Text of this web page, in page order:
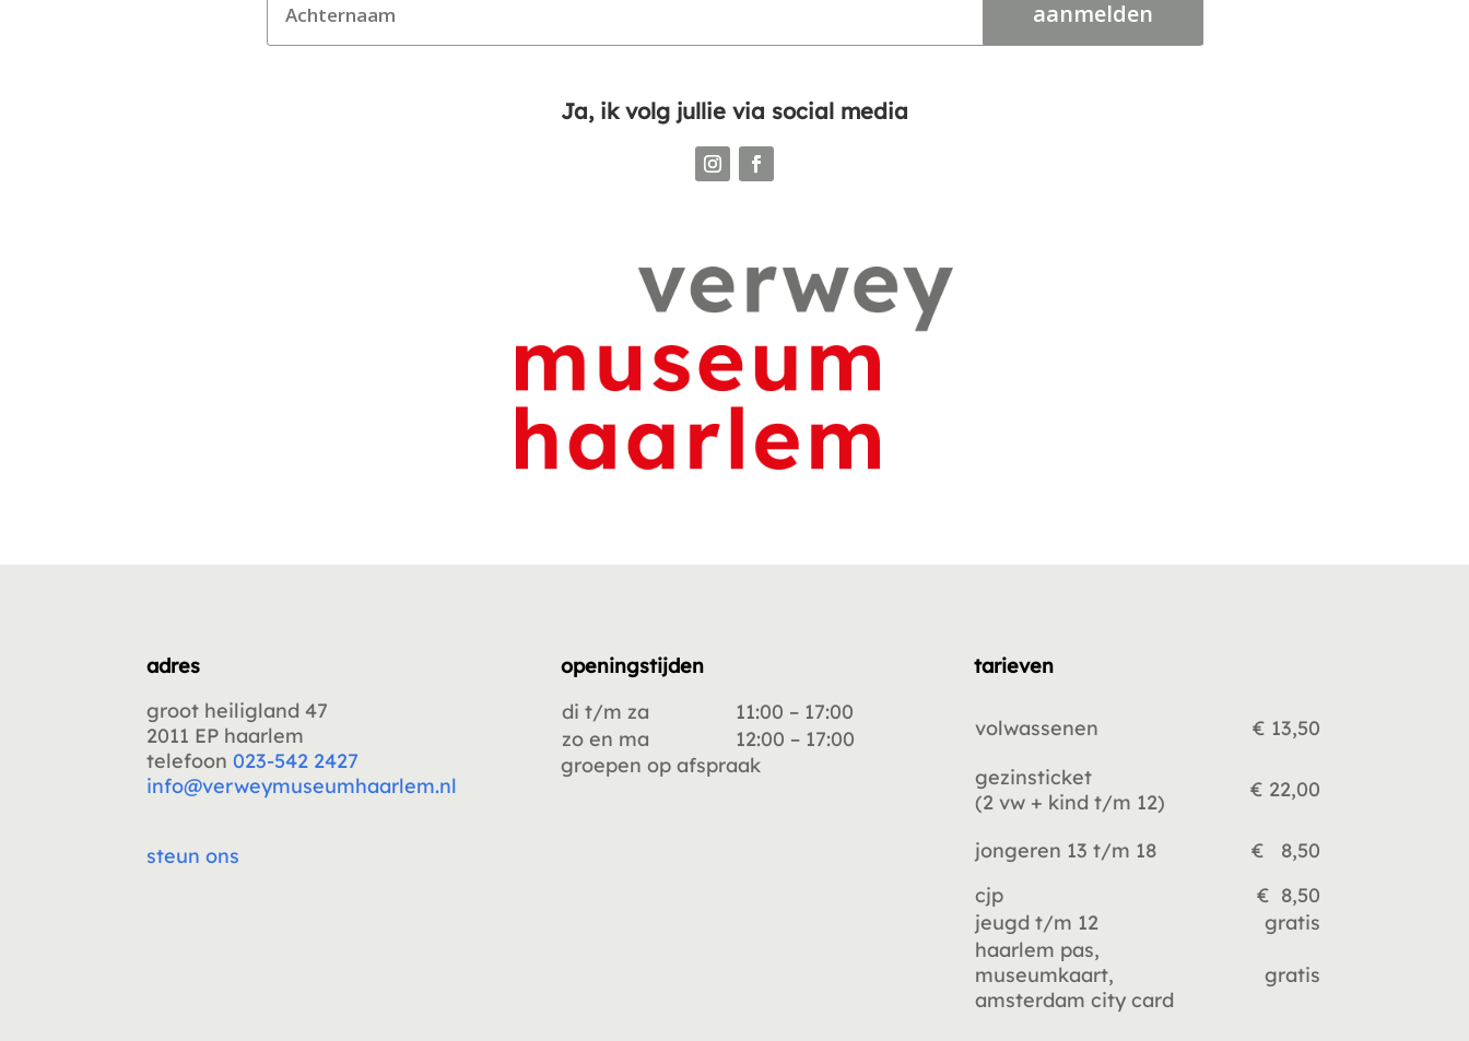
aanmelden
Ja, ik volg jullie via social media
adres
groot heiligland 47
2011 EP haarlem
telefoon023-542 2427
info@verweymuseumhaarlem.nl
steun ons
openingstijden
di t/m za
11:00 – 17:00
zo en ma
12:00 – 17:00
groepen op afspraak
tarieven
volwassenen
€ 13,50
gezinsticket
(2 vw + kind t/m 12)
€ 22,00
jongeren 13 t/m 18
€ 8,50
cjp
€ 8,50
jeugd t/m 12
gratis
haarlem pas,
museumkaart,
amsterdam city card
gratis